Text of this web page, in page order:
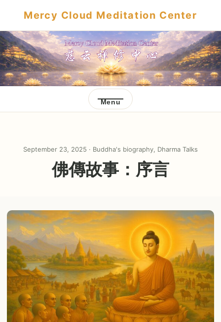
Mercy Cloud Meditation Center
Menu
September 23, 2025 · Buddha's biography, Dharma Talks
佛傳故事：序言